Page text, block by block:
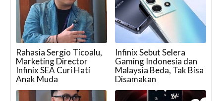
Rahasia Sergio Ticoalu,
Marketing Director
Infinix SEA Curi Hati
Anak Muda
Infinix Sebut Selera
Gaming Indonesia dan
Malaysia Beda, Tak Bisa
Disamakan